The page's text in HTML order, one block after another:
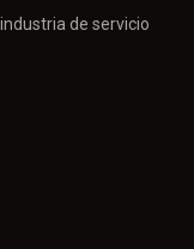
de servicio